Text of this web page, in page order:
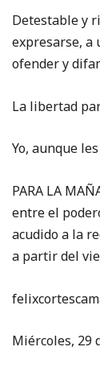
Detestable y
expresarse, a
ofender y
La libertad
Yo, aunque
PARA LA
entre el
acudido a la
a partir del
Miércoles, 29